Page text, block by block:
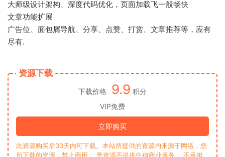
大师级设计架构、深度代码优化，页面加载飞一般畅快
文章功能扩展
广告位、面包屑导航、分享、点赞、打赏、文章推荐等，应有
尽有.
资源下载
下载价格 9.9 积分
VIP免费
立即购买
此资源购买后30天内可下载。本站所提供的资源均来源于网络，您
所下载的资源，禁止商用； 愁资源不提供任何商业服务， 不承担